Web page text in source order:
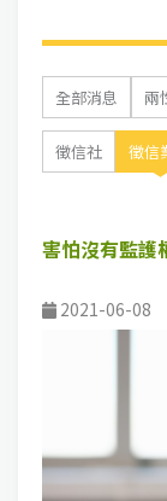
全部消息 兩
徵信社 徵信
害怕沒有監護
2021-06-08